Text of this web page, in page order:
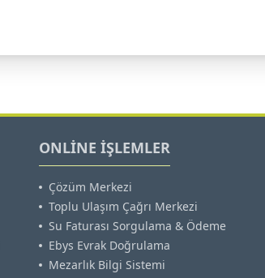
ONLİNE İŞLEMLER
Çözüm Merkezi
Toplu Ulaşım Çağrı Merkezi
Su Faturası Sorgulama & Ödeme
Ebys Evrak Doğrulama
Mezarlık Bilgi Sistemi